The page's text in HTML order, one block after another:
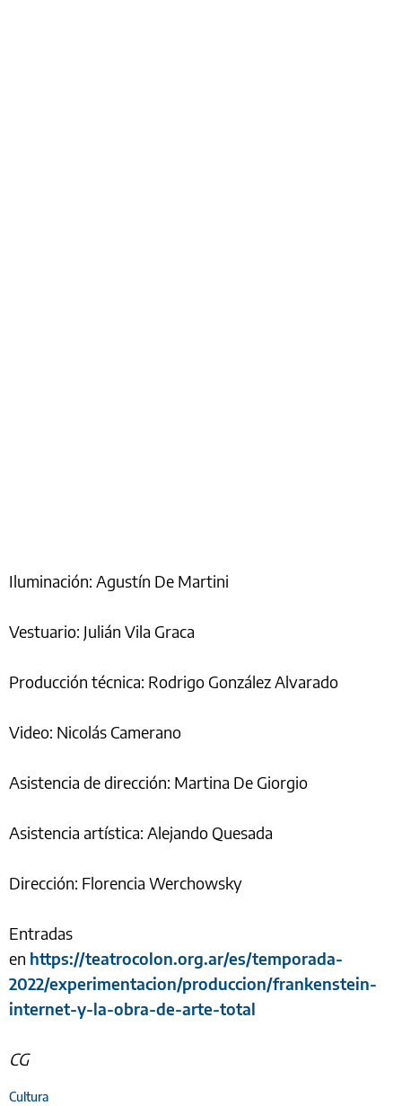
Iluminación: Agustín De Martini
Vestuario: Julián Vila Graca
Producción técnica: Rodrigo González Alvarado
Video: Nicolás Camerano
Asistencia de dirección: Martina De Giorgio
Asistencia artística: Alejando Quesada
Dirección: Florencia Werchowsky
Entradas
en https://teatrocolon.org.ar/es/temporada-
2022/experimentacion/produccion/frankenstein-
internet-y-la-obra-de-arte-total
CG
Cultura